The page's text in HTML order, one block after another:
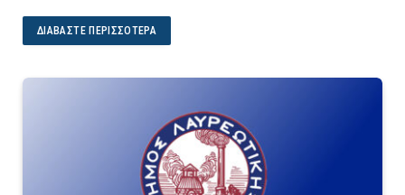
ΔΙΑΒΆΣΤΕ ΠΕΡΙΣΣΌΤΕΡΑ